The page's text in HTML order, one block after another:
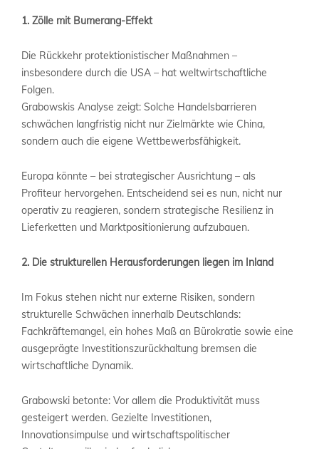
1. Zölle mit Bumerang-Effekt
Die Rückkehr protektionistischer Maßnahmen –
insbesondere durch die USA – hat weltwirtschaftliche
Folgen.
Grabowskis Analyse zeigt: Solche Handelsbarrieren
schwächen langfristig nicht nur Zielmärkte wie China,
sondern auch die eigene Wettbewerbsfähigkeit.
Europa könnte – bei strategischer Ausrichtung – als
Profiteur hervorgehen. Entscheidend sei es nun, nicht nur
operativ zu reagieren, sondern strategische Resilienz in
Lieferketten und Marktpositionierung aufzubauen.
2. Die strukturellen Herausforderungen liegen im Inland
Im Fokus stehen nicht nur externe Risiken, sondern
strukturelle Schwächen innerhalb Deutschlands:
Fachkräftemangel, ein hohes Maß an Bürokratie sowie eine
ausgeprägte Investitionszurückhaltung bremsen die
wirtschaftliche Dynamik.
Grabowski betonte: Vor allem die Produktivität muss
gesteigert werden. Gezielte Investitionen,
Innovationsimpulse und wirtschaftspolitischer